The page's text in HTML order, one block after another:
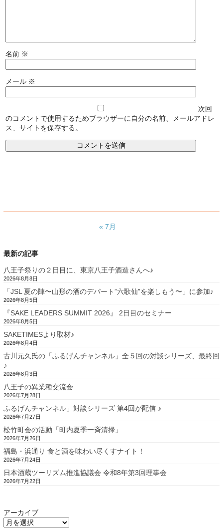
名前 ※
メール ※
次回
のコメントで使用するためブラウザーに自分の名前、メールアドレ
ス、サイトを保存する。
« 7月
最新の記事
八王子祭りの２日目に、東京八王子酒造さんへ♪
2026年8月8日
「JSL 夏の陣〜山形の酒のデパート”六歌仙”を楽しもう〜」に参加♪
2026年8月5日
『SAKE LEADERS SUMMIT 2026』 2日目のセミナー
2026年8月5日
SAKETIMESより取材♪
2026年8月4日
古川元久氏の「ふるげんチャンネル」全５回の対談シリーズ、最終回
♪
2026年8月3日
八王子の異業種交流会
2026年7月28日
ふるげんチャンネル」対談シリーズ 第4回が配信 ♪
2026年7月27日
松竹町会の活動「町内夏季一斉清掃」
2026年7月26日
福島・浜通り 食と酒を味わい尽くすナイト！
2026年7月24日
日本酒蔵ツーリズム推進協議会 令和8年第3回理事会
2026年7月22日
アーカイブ